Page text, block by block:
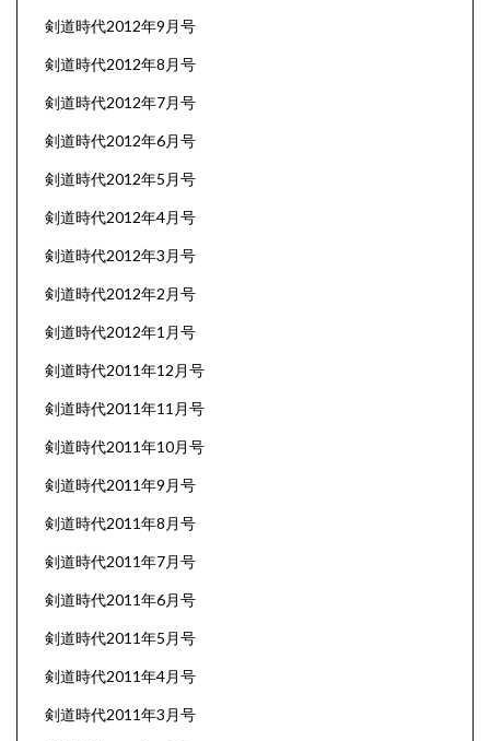
剣道時代2012年9月号
剣道時代2012年8月号
剣道時代2012年7月号
剣道時代2012年6月号
剣道時代2012年5月号
剣道時代2012年4月号
剣道時代2012年3月号
剣道時代2012年2月号
剣道時代2012年1月号
剣道時代2011年12月号
剣道時代2011年11月号
剣道時代2011年10月号
剣道時代2011年9月号
剣道時代2011年8月号
剣道時代2011年7月号
剣道時代2011年6月号
剣道時代2011年5月号
剣道時代2011年4月号
剣道時代2011年3月号